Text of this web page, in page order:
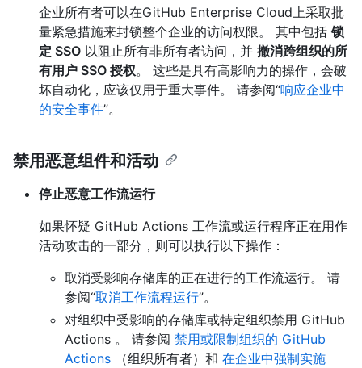
企业所有者可以在GitHub Enterprise Cloud上采取批
量紧急措施来封锁整个企业的访问权限。 其中包括 锁
定 SSO 以阻止所有非所有者访问，并 撤消跨组织的所
有用户 SSO 授权。 这些是具有高影响力的操作，会破
坏自动化，应该仅用于重大事件。 请参阅“响应企业中
的安全事件”。
禁用恶意组件和活动
停止恶意工作流运行
如果怀疑 GitHub Actions 工作流或运行程序正在用作
活动攻击的一部分，则可以执行以下操作：
取消受影响存储库的正在进行的工作流运行。 请
参阅“取消工作流程运行”。
对组织中受影响的存储库或特定组织禁用 GitHub
Actions 。 请参阅 禁用或限制组织的 GitHub
Actions （组织所有者）和 在企业中强制实施